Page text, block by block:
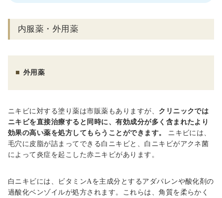
内服薬・外用薬
外用薬
ニキビに対する塗り薬は市販薬もありますが、 クリニックでは
ニキビを直接治療すると同時に、有効成分が多く含まれたより
効果の高い薬を処方してもらうことができます。
ニキビには、
毛穴に皮脂が詰まってできる白ニキビと、白ニキビがアクネ菌
によって炎症を起こした赤ニキビがあります。
白ニキビには、ビタミンA を主成分とするアダパレンや酸化剤の
過酸化ベンゾイルが処方されます。これらは、角質を柔らかく